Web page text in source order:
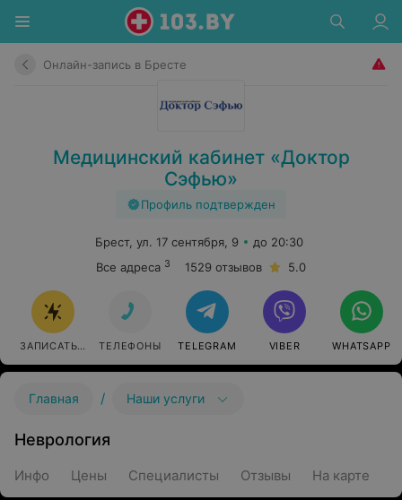
Онлайн-запись в Бресте
Медицинский кабинет «Доктор
Сэфью»
Профиль подтвержден
Брест, ул. 17 сентября, 9
до 20:30
Все адреса 3 1529 отзывов 5.0
ЗАПИСАТЬСЯ ТЕЛЕФОНЫ TELEGRAM VIBER WHATSAPP
Главная / Наши услуги
Неврология
Инфо Цены Специалисты Отзывы На карте